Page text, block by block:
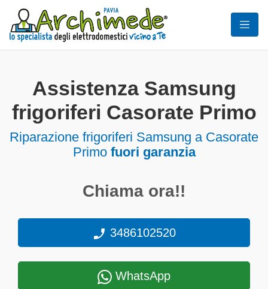
Assistenza Samsung
frigoriferi Casorate Primo
Riparazione frigoriferi Samsung a Casorate
Primo fuori garanzia
Chiama ora!!
3486102520
WhatsApp